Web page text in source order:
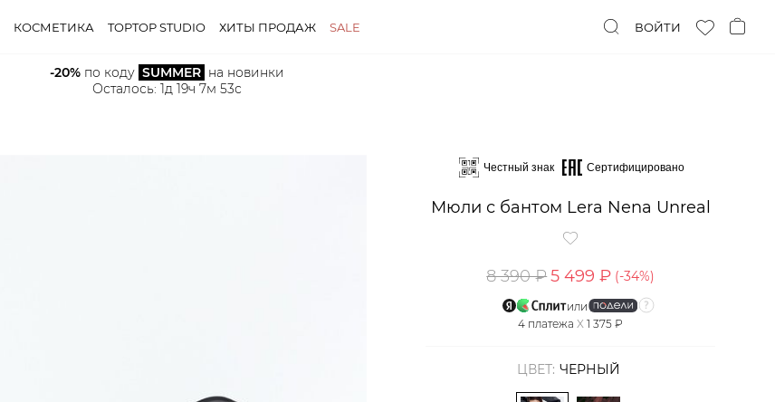
КОСМЕТИКА TOPTOP STUDIO ХИТЫ ПРОДАЖ SALE ВОЙТИ
-20% по коду SUMMER на новинки
Осталось: 1д 19ч 7м 52с
Честный знак Сертифицировано
Мюли с бантом Lera Nena Unreal
8 390 ₽5 499 ₽ (-34%)
или
4 платежаX 1 375 ₽
ЦВЕТ: ЧЕРНЫЙ